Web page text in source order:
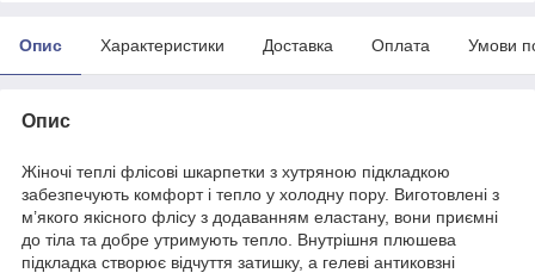
Опис Характеристики Доставка Оплата Умови
Опис
Жіночі теплі флісові шкарпетки з хутряною підкладкою
забезпечують комфорт і тепло у холодну пору. Виготовлені з
м’якого якісного флісу з додаванням еластану, вони приємні
до тіла та добре утримують тепло. Внутрішня плюшева
підкладка створює відчуття затишку, а гелеві антиковзні